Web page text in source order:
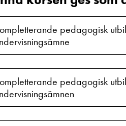
pedagogisk
pedagogisk